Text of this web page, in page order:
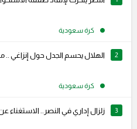
كرة سعودية
2 الهلال يحسم الجدل حول إنزاغي ..
كرة سعودية
3 زلزال إداري في النصر.. الاستغناء